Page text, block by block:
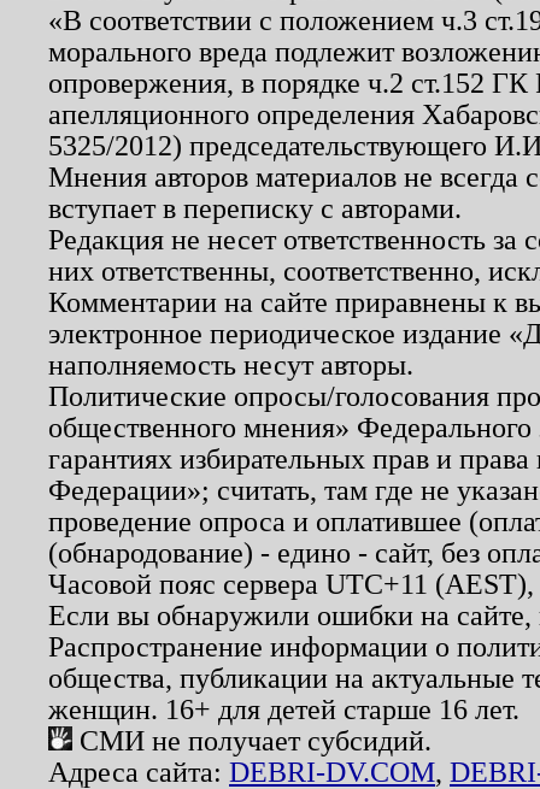
«В соответствии с положением ч.3
морального вреда подлежит
опровержения, в порядке ч.2 ст.152
апелляционного определения
5325/2012) председательствующего
Мнения авторов материалов не
вступает в переписку с авторами.
Редакция не несет ответственность
них ответственны, соответственно,
Комментарии на сайте приравнены к
электронное периодическое издание
наполняемость несут авторы.
Политические опросы/голосования
общественного мнения»
гарантиях избирательных прав и
Федерации»; считать, там где не
проведение опроса и оплатившее
(обнародование) - едино - сайт, без
Часовой пояс сервера UTC+11
Если вы обнаружили ошибки на
Распространение информации о
общества, публикации на актуальные
женщин. 16+ для детей старше 16 лет.
СМИ не получает субсидий.
Адреса сайта: DEBRI-DV.COM,